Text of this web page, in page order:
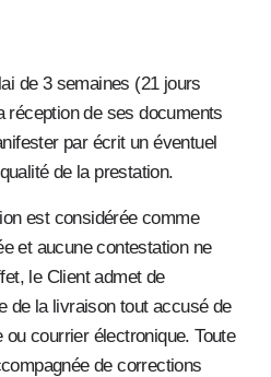
de 3 semaines (21 jours
réception de ses documents
par écrit un éventuel
de la prestation.
est considérée comme
et aucune contestation ne
le Client admet de
de la livraison tout accusé de
courrier électronique. Toute
de corrections